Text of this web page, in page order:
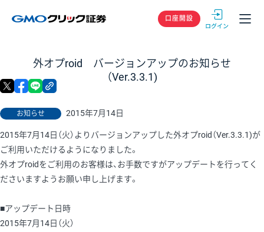
GMOクリック
口座開設
外オプroid バージョンアップのお知らせ
（Ver.3.3.1)
お知らせ 2015年7月14日
X facebook
2015年7月14日（火）よりバージョンアップした外オプroid（Ver.3.3.1)が
ご利用いただけるようになりました。
外オプroidをご利用のお客様は、お手数ですがアップデートを行ってく
ださいますようお願い申し上げます。
■アップデート日時
2015年7月14日（火）